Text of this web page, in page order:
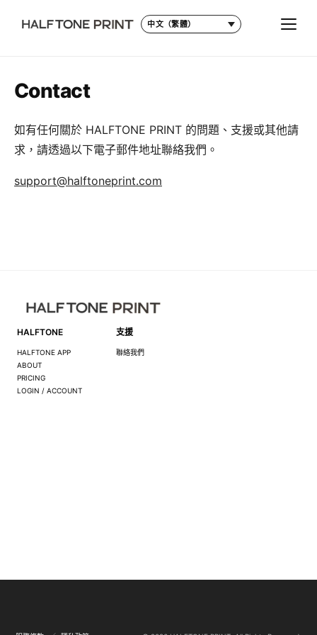
語言 切換
Contact
如有任何關於 HALFTONE PRINT 的問題、支援或其他請
求，請透過以下電子郵件地址聯絡我們。
support@halftoneprint.com
HALFTONE
HALFTONE APP
ABOUT
PRICING
LOGIN / ACCOUNT
支援
聯絡我們